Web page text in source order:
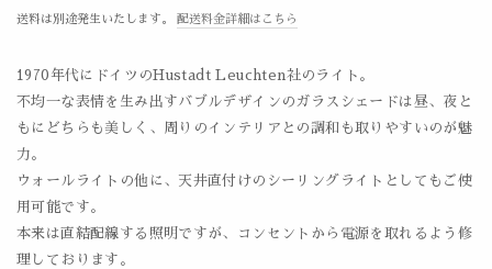
送料は別途発生いたします。 配送料金詳細はこちら
1970年代にドイツのHustadt Leuchten社のライト。
不均一な表情を生み出すバブルデザインのガラスシェードは昼、夜と
もにどちらも美しく、周りのインテリアとの調和も取りやすいのが魅
力。
ウォールライトの他に、天井直付けのシーリングライトとしてもご使
用可能です。
本来は直結配線する照明ですが、コンセントから電源を取れるよう修
理しております。